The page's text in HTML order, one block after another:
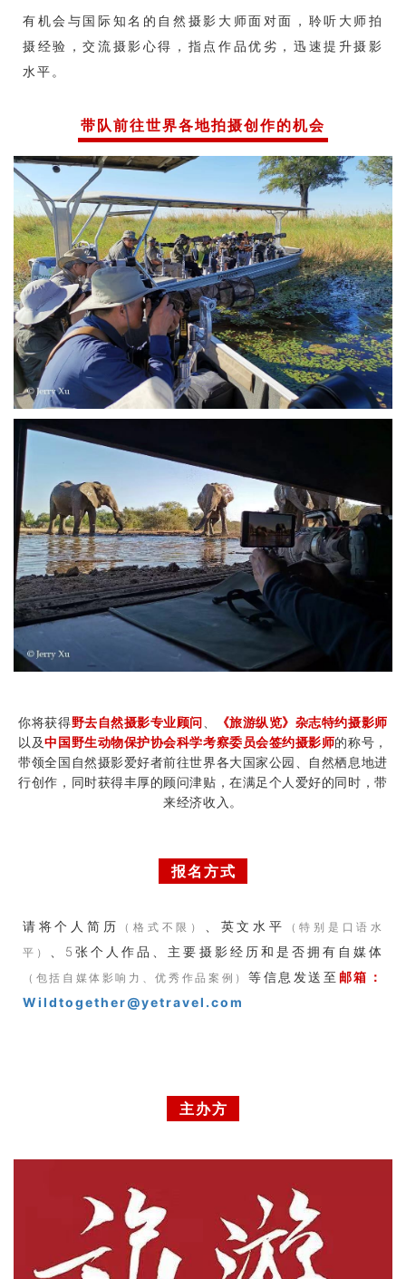
有机会与国际知名的自然摄影大师面对面，聆听大师拍
摄经验，交流摄影心得，指点作品优劣，迅速提升摄影
水平。
带队前往世界各地拍摄创作的机会
你将获得野去自然摄影专业顾问
《旅游纵览》杂志特约摄影师
以及中国野生动物保护协会科学考察委员会签约摄影师的称号，
带领全国自然摄影爱好者前往世界各大国家公园、自然栖息地进
行创作，同时获得丰厚的顾问津贴，在满足个人爱好的同时，带
来经济收入。
报名方式
请将个人简历 （格式不限） 、英文水平
（特别是口语水
平）
、5张个人作品、主要摄影经历和是否拥有自媒体
（包括自媒体影响力、优秀作品案例） 等信息发送至 邮箱：
Wildtogether@yetravel.com
主办方